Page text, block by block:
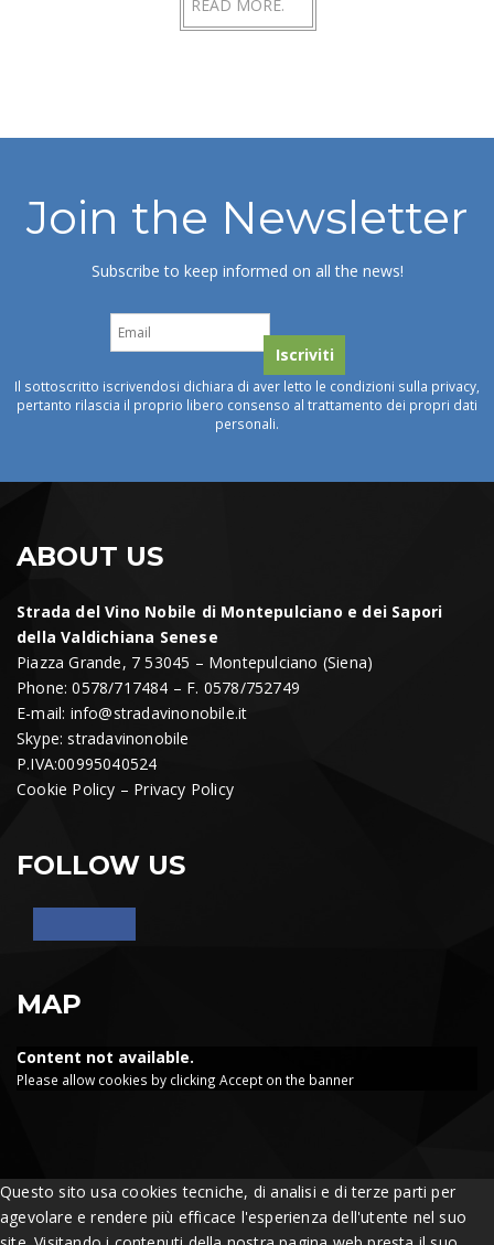
READ MORE.
Join the Newsletter
Subscribe to keep informed on all the news!
Il sottoscritto iscrivendosi dichiara di aver letto le condizioni sulla privacy,
pertanto rilascia il proprio libero consenso al trattamento dei propri dati
personali.
ABOUT US
Strada del Vino Nobile di Montepulciano e dei Sapori
della Valdichiana Senese
Piazza Grande, 7 53045 – Montepulciano (Siena)
Phone: 0578/717484 – F. 0578/752749
E-mail: info@stradavinonobile.it
Skype: stradavinonobile
P.IVA:00995040524
Cookie Policy – Privacy Policy
FOLLOW US
MAP
Content not available.
Please allow cookies by clicking Accept on the banner
Questo sito usa cookies tecniche, di analisi e di terze parti per
agevolare e rendere più efficace l'esperienza dell'utente nel suo